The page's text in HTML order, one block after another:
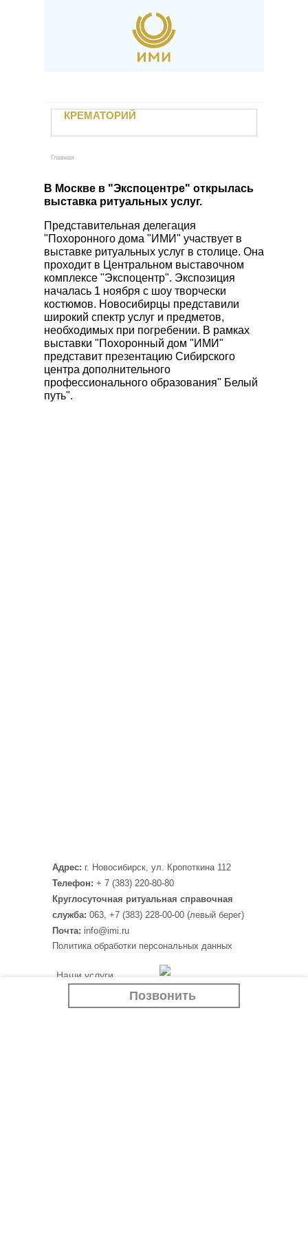
Отзывы
Контакты
Новости
Учебный центр
Вакансии
Электронный паспорт захоронения
Личный кабинет
Заказать услугу
Вы здесь
Главная
КРЕМАТОРИЙ
Кремация
Залы прощания
Поминальные трапезные
Автотранспорт предприятия
Уход за местами захоронений
Прижизненный договор
КАТАЛОГ РИТУАЛЬНЫХ
ПРИНАДЛЕЖНОСТЕЙ
Гробы
Памятники
В Москве в "Экспоцентре" открылась
выставка ритуальных услуг.
Представительная делегация
"Похоронного дома "ИМИ" участвует в
выставке ритуальных услуг в столице. Она
проходит в Центральном выставочном
комплексе "Экспоцентр". Экспозиция
началась 1 ноября с шоу творчески
костюмов. Новосибирцы представили
широкий спектр услуг и предметов,
необходимых при погребении. В рамках
выставки "Похоронный дом "ИМИ"
представит презентацию Сибирского
центра дополнительного
профессионального образования" Белый
путь".
Адрес: г. Новосибирск, ул. Кропоткина 112
Телефон: + 7 (383) 220-80-80
Круглосуточная ритуальная справочная
служба: 063, +7 (383) 228-00-00 (левый берег)
Почта: info@imi.ru
Политика обработки персональных данных
Наши услуги
Ритуальные товары
Программа “Белый
тополь”
Позвонить